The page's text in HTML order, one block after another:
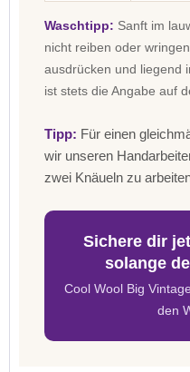
Waschtipp: Sanft im
nicht reiben oder
ausdrücken und liegend
ist stets die Angabe auf
Tipp: Für einen
wir unseren
zwei Knäueln zu
Sichere dir
solange
Cool Wool Big
den